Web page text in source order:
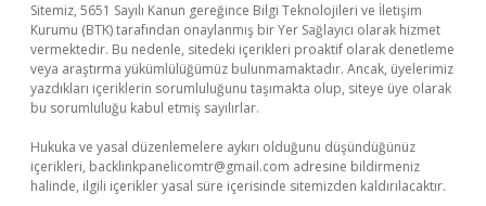
Sitemiz, 5651 Sayılı Kanun gereğince Bilgi Teknolojileri ve İletişim
Kurumu (BTK) tarafından onaylanmış bir Yer Sağlayıcı olarak hizmet
vermektedir. Bu nedenle, sitedeki içerikleri proaktif olarak denetleme
veya araştırma yükümlülüğümüz bulunmamaktadır. Ancak, üyelerimiz
yazdıkları içeriklerin sorumluluğunu taşımakta olup, siteye üye olarak
bu sorumluluğu kabul etmiş sayılırlar.
Hukuka ve yasal düzenlemelere aykırı olduğunu düşündüğünüz
içerikleri, backlinkpanelicomtr@gmail.com adresine bildirmeniz
halinde, ilgili içerikler yasal süre içerisinde sitemizden kaldırılacaktır.